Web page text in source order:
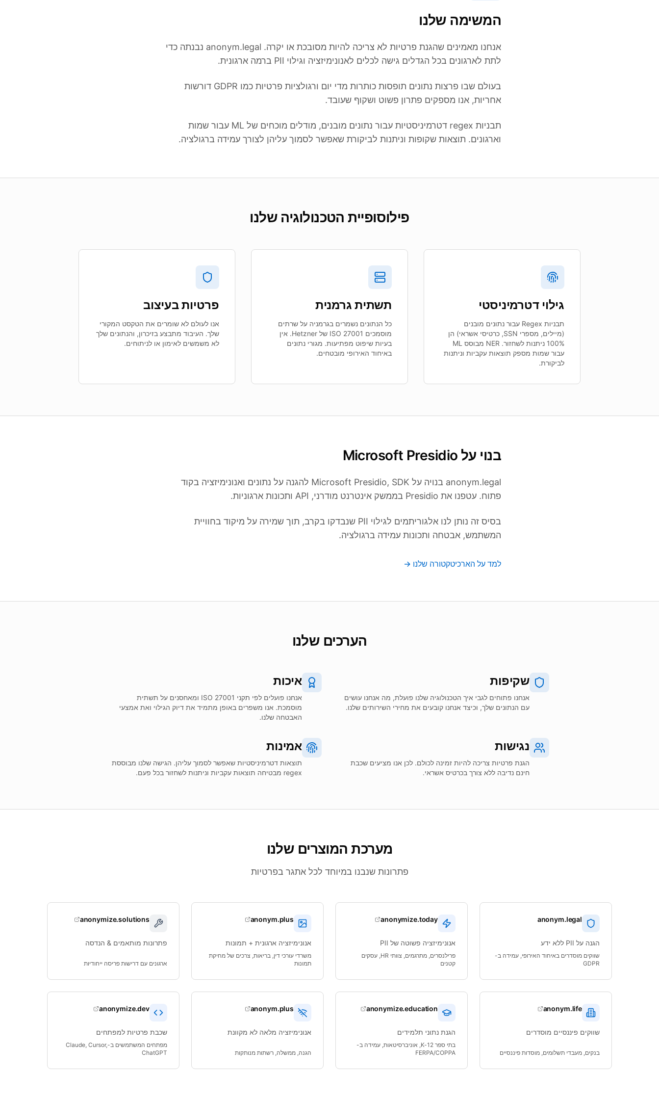
המשימה שלנו
אנחנו מאמינים שהגנת פרטיות לא צריכה להיות מסובכת או יקרה. anonym.legal נבנתה כדי
לתת לארגונים בכל הגדלים גישה לכלים לאנונימיזציה וגילוי PII ברמה ארגונית.
בעולם שבו פרצות נתונים תופסות כותרות מדי יום ורגולציות פרטיות כמו GDPR דורשות
אחריות, אנו מספקים פתרון פשוט ושקוף שעובד.
תבניות regex דטרמיניסטיות עבור נתונים מובנים, מודלים מוכחים של ML עבור שמות
וארגונים. תוצאות שקופות וניתנות לביקורת שאפשר לסמוך עליהן לצורך עמידה ברגולציה.
פילוסופיית הטכנולוגיה שלנו
גילוי דטרמיניסטי
תבניות Regex עבור נתונים מובנים
(מיילים, מספרי SSN, כרטיסי אשראי) הן
100% ניתנות לשחזור. NER מבוסס ML
עבור שמות מספק תוצאות עקביות וניתנות
לביקורת.
תשתית גרמנית
כל הנתונים נשמרים בגרמניה על שרתים
מוסמכים ISO 27001 של Hetzner. אין
בעיות שיפוט מפתיעות. מגורי נתונים
באיחוד האירופי מובטחים.
פרטיות בעיצוב
אנו לעולם לא שומרים את הטקסט המקורי
שלך. העיבוד מתבצע בזיכרון, והנתונים שלך
לא משמשים לאימון או לניתוחים.
בנוי על Microsoft Presidio
anonym.legal בנויה על Microsoft Presidio, SDK להגנה על נתונים ואנונימיזציה בקוד
פתוח. עטפנו את Presidio בממשק אינטרנט מודרני, API ותכונות ארגוניות.
בסיס זה נותן לנו אלגוריתמים לגילוי PII שנבדקו בקרב, תוך שמירה על מיקוד בחוויית
המשתמש, אבטחה ותכונות עמידה ברגולציה.
למד על הארכיטקטורה שלנו →
הערכים שלנו
שקיפות
אנחנו פתוחים לגבי איך הטכנולוגיה שלנו פועלת, מה אנחנו עושים
עם הנתונים שלך, וכיצד אנחנו קובעים את מחירי השירותים שלנו.
איכות
אנחנו פועלים לפי תקני ISO 27001 ומאחסנים על תשתית
מוסמכת. אנו משפרים באופן מתמיד את דיוק הגילוי ואת אמצעי
האבטחה שלנו.
נגישות
הגנת פרטיות צריכה להיות זמינה לכולם. לכן אנו מציעים שכבת
חינם נדיבה ללא צורך בכרטיס אשראי.
אמינות
תוצאות דטרמיניסטיות שאפשר לסמוך עליהן. הגישה שלנו מבוססת
regex מבטיחה תוצאות עקביות וניתנות לשחזור בכל פעם.
מערכת המוצרים שלנו
פתרונות שנבנו במיוחד לכל אתגר בפרטיות
anonym.legal
הגנה על PII ללא ידע
שווקים מוסדרים באיחוד האירופי, עמידה ב-
GDPR
anonymize.today
אנונימיזציה פשוטה של PII
פרילנסרים, מתרגמים, צוותי HR, עסקים
קטנים
anonym.plus
אנונימיזציה ארגונית + תמונות
משרדי עורכי דין, בריאות, צרכים של מחיקת
תמונות
anonymize.solutions
פתרונות מותאמים & הנדסה
ארגונים עם דרישות פריסה ייחודיות
anonym.life
שווקים פיננסיים מוסדרים
בנקים, מעבדי תשלומים, מוסדות פיננסיים
anonymize.education
הגנת נתוני תלמידים
בתי ספר K-12, אוניברסיטאות, עמידה ב-
FERPA/COPPA
anonym.plus
אנונימיזציה מלאה לא מקוונת
הגנה, ממשלה, רשתות מנותקות
anonymize.dev
שכבת פרטיות למפתחים
מפתחים המשתמשים ב-Claude, Cursor,
ChatGPT